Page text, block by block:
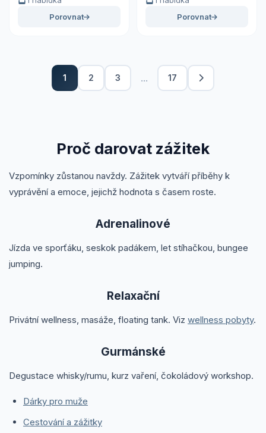
Porovnat
Porovnat
1 2 3 ... 17
Proč darovat zážitek
Vzpomínky zůstanou navždy. Zážitek vytváří příběhy k
vyprávění a emoce, jejichž hodnota s časem roste.
Adrenalinové
Jízda ve sporťáku, seskok padákem, let stíhačkou, bungee
jumping.
Relaxační
Privátní wellness, masáže, floating tank. Viz wellness pobyty.
Gurmánské
Degustace whisky/rumu, kurz vaření, čokoládový workshop.
Dárky pro muže
Cestování a zážitky